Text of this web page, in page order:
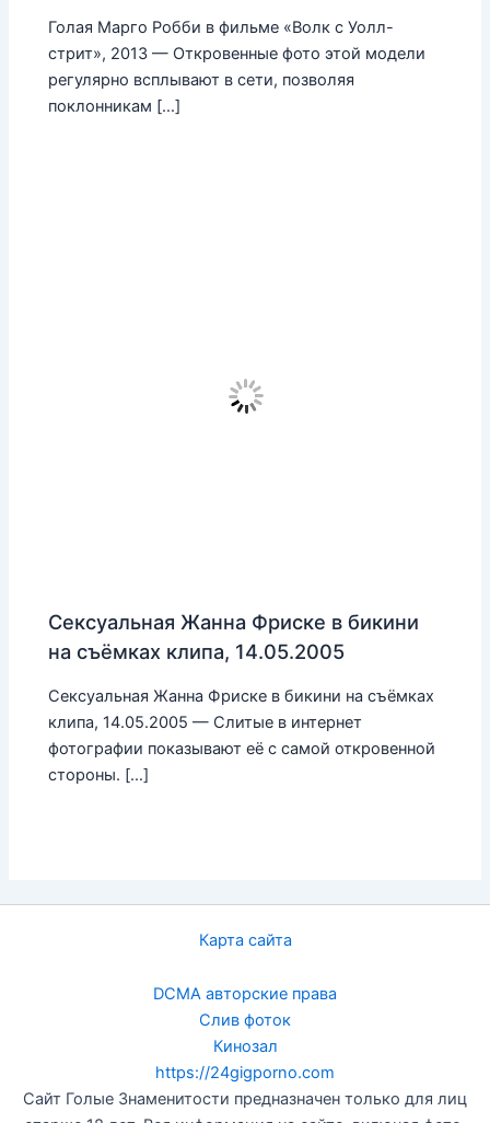
Голая Марго Робби в фильме «Волк с Уолл-
стрит», 2013 — Откровенные фото этой модели
регулярно всплывают в сети, позволяя
поклонникам […]
Сексуальная Жанна Фриске в бикини
на съёмках клипа, 14.05.2005
Сексуальная Жанна Фриске в бикини на съёмках
клипа, 14.05.2005 — Слитые в интернет
фотографии показывают её с самой откровенной
стороны. […]
Карта сайта
DCMA авторские права
Слив фоток
Кинозал
https://24gigporno.com
Сайт Голые Знаменитости предназначен только для лиц